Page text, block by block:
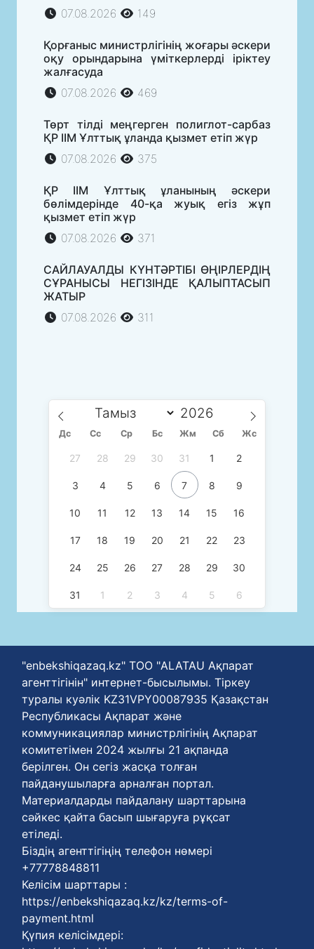
07.08.2026
149
Қорғаныс министрлігінің жоғары әскери
оқу орындарына үміткерлерді іріктеу
жалғасуда
07.08.2026
469
Төрт тілді меңгерген полиглот-сарбаз
ҚР ІІМ Ұлттық ұланда қызмет етіп жүр
07.08.2026
375
ҚР ІІМ Ұлттық ұланының әскери
бөлімдерінде 40-қа жуық егіз жұп
қызмет етіп жүр
07.08.2026
371
САЙЛАУАЛДЫ КҮНТӘРТІБІ ӨҢІРЛЕРДІҢ
СҰРАНЫСЫ НЕГІЗІНДЕ ҚАЛЫПТАСЫП
ЖАТЫР
07.08.2026
311
Дс Сc Ср Бс Жм Сб Жс
27 28 29 30 31 1 2
3 4 5 6 7 8 9
10 11 12 13 14 15 16
17 18 19 20 21 22 23
24 25 26 27 28 29 30
31 1 2 3 4 5 6
"enbekshiqazaq.kz" ТОО "ALATAU Ақпарат
агенттігінін" интернет-бысылымы. Тіркеу
туралы куәлік KZ31VPY00087935 Қазақстан
Республикасы Ақпарат және
коммуникациялар министрлігінің Ақпарат
комитетімен 2024 жылғы 21 ақпанда
берілген. Он сегіз жасқа толған
пайданушыларға арналған портал.
Материалдарды пайдалану шарттарына
сәйкес қайта басып шығаруға рұқсат
етіледі.
Біздің агенттігіңің телефон нөмері
+77778848811
Келісім шарттары :
https://enbekshiqazaq.kz/kz/terms-of-
payment.html
Қүпия келісімдері: